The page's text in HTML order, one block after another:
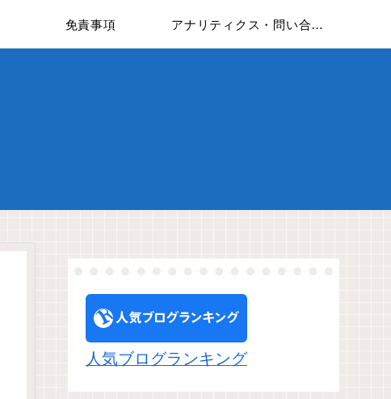
免責事項 アナリティクス・問い合わせフォームについて
人気ブログランキング